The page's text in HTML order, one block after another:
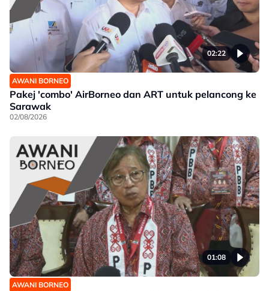
02:22
AWANI BORNEO
Pakej 'combo' AirBorneo dan ART untuk pelancong ke
Sarawak
02/08/2026
01:08
AWANI BORNEO